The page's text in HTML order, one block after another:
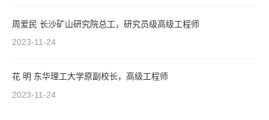
周爱民 长沙矿山研究院总工，研究员级高级工程师
2023-11-24
花 明 东华理工大学原副校长，高级工程师
2023-11-24